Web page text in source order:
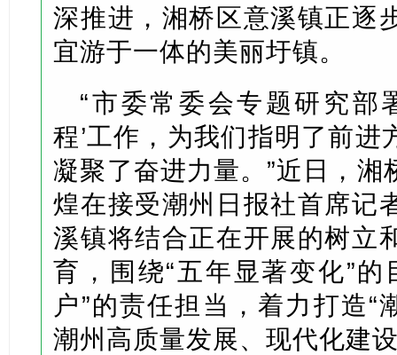
深推进，湘桥区意溪镇正逐
宜游于一体的美丽圩镇。
“市委常委会专题研究部
程’工作，为我们指明了前
凝聚了奋进力量。”近日，
煌在接受潮州日报社首席记
溪镇将结合正在开展的树立
育，围绕“五年显著变化”
户”的责任担当，着力打造“
潮州高质量发展、现代化建